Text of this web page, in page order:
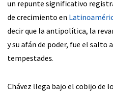
un repunte significativo
de crecimiento en
decir que la antipolítica, la
y su afán de poder, fue el salto
tempestades.
Chávez llega bajo el cobijo de